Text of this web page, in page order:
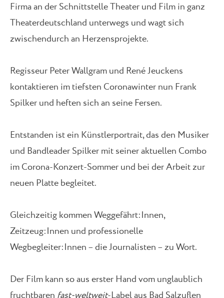
Firma an der Schnittstelle Theater und Film in ganz
Theaterdeutschland unterwegs und wagt sich
zwischendurch an Herzensprojekte.
Regisseur Peter Wallgram und René Jeuckens
kontaktieren im tiefsten Coronawinter nun Frank
Spilker und heften sich an seine Fersen.
Entstanden ist ein Künstlerportrait, das den Musiker
und Bandleader Spilker mit seiner aktuellen Combo
im Corona-Konzert-Sommer und bei der Arbeit zur
neuen Platte begleitet.
Gleichzeitig kommen Weggefährt:Innen,
Zeitzeug:Innen und professionelle
Wegbegleiter:Innen – die Journalisten – zu Wort.
Der Film kann so aus erster Hand vom unglaublich